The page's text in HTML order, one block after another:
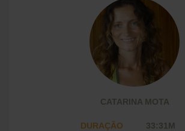
CATARINA MOTA
DURAÇÃO
33:31M